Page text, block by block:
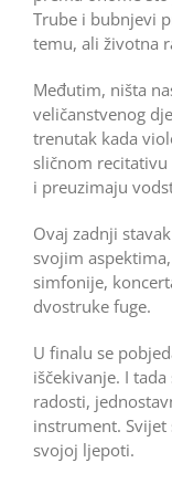
Trube i bubnjevi
temu, ali životna
Međutim, ništa
veličanstvenog
trenutak kada
sličnom
i preuzimaju
Ovaj zadnji
svojim
simfonije,
dvostruke fuge.
U finalu se
iščekivanje. I
radosti,
instrument. Svijet
svojoj ljepoti.